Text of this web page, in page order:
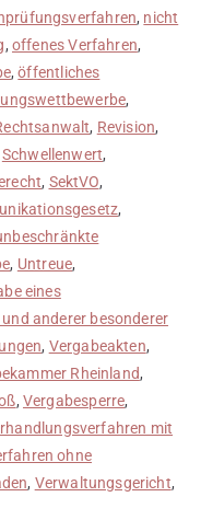
, nicht
, offenes Verfahren,
,öffentliches
,
, Revision,
Schwellenwert,
, SektVO,
,
, Untreue,
eines
anderer besonderer
, Vergabeakten,
Rheinland,
, Vergabesperre,
mit
ohne
, Verwaltungsgericht,